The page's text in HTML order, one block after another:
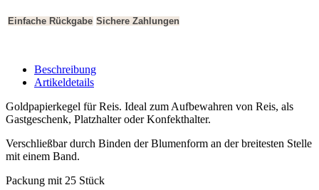
Einfache Rückgabe Sichere Zahlungen
Beschreibung
Artikeldetails
Goldpapierkegel für Reis. Ideal zum Aufbewahren von Reis, als
Gastgeschenk, Platzhalter oder Konfekthalter.
Verschließbar durch Binden der Blumenform an der breitesten Stelle
mit einem Band.
Packung mit 25 Stück